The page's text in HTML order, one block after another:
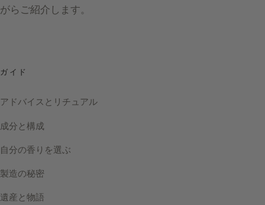
がらご紹介します。
ガイド
アドバイスとリチュアル
成分と構成
自分の香りを選ぶ
製造の秘密
遺産と物語